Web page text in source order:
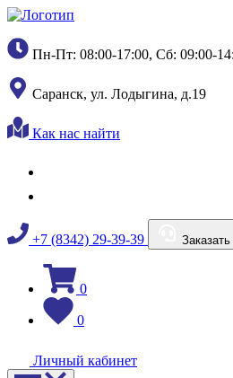
Пн-Пт: 08:00-17:00, Сб: 09:00-
Саранск, ул. Лодыгина, д.19
Как нас найти
+7 (8342) 29-39-39
0
0
Личный кабинет